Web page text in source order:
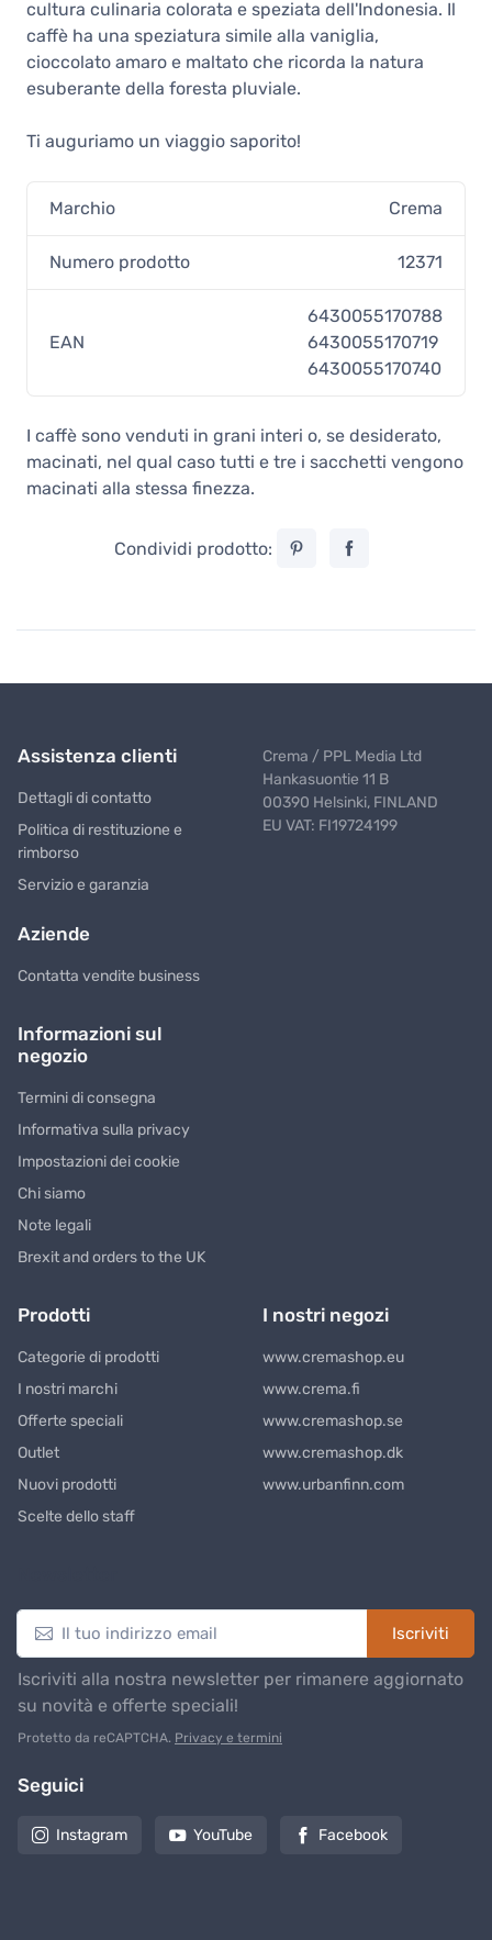
cultura culinaria colorata e speziata dell'Indonesia. Il
caffè ha una speziatura simile alla vaniglia,
cioccolato amaro e maltato che ricorda la natura
esuberante della foresta pluviale.
Ti auguriamo un viaggio saporito!
Marchio Crema
Numero prodotto 12371
EAN
6430055170788
6430055170719
6430055170740
I caffè sono venduti in grani interi o, se desiderato,
macinati, nel qual caso tutti e tre i sacchetti vengono
macinati alla stessa finezza.
Condividi prodotto:
Assistenza clienti
Dettagli di contatto
Politica di restituzione e
rimborso
Servizio e garanzia
Aziende
Contatta vendite business
Crema / PPL Media Ltd
Hankasuontie 11 B
00390 Helsinki, FINLAND
EU VAT: FI19724199
Informazioni sul
negozio
Termini di consegna
Informativa sulla privacy
Impostazioni dei cookie
Chi siamo
Note legali
Brexit and orders to the UK
Prodotti
Categorie di prodotti
I nostri marchi
Offerte speciali
Outlet
Nuovi prodotti
Scelte dello staff
I nostri negozi
www.cremashop.eu
www.crema.fi
www.cremashop.se
www.cremashop.dk
www.urbanfinn.com
Iscriviti
Iscriviti alla nostra newsletter per rimanere aggiornato
su novità e offerte speciali!
Protetto da reCAPTCHA. Privacy e termini
Seguici
Instagram YouTube Facebook